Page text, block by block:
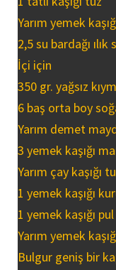
Yarım yemek
2,5 su bardağı ılık
İçi için
350 gr. yağsız
6 baş orta boy
Yarım demet
3 yemek kaşığı
Yarım çay kaşığı
1 yemek kaşığı
1 yemek kaşığı pul
Yarım yemek
Bulgur geniş bir